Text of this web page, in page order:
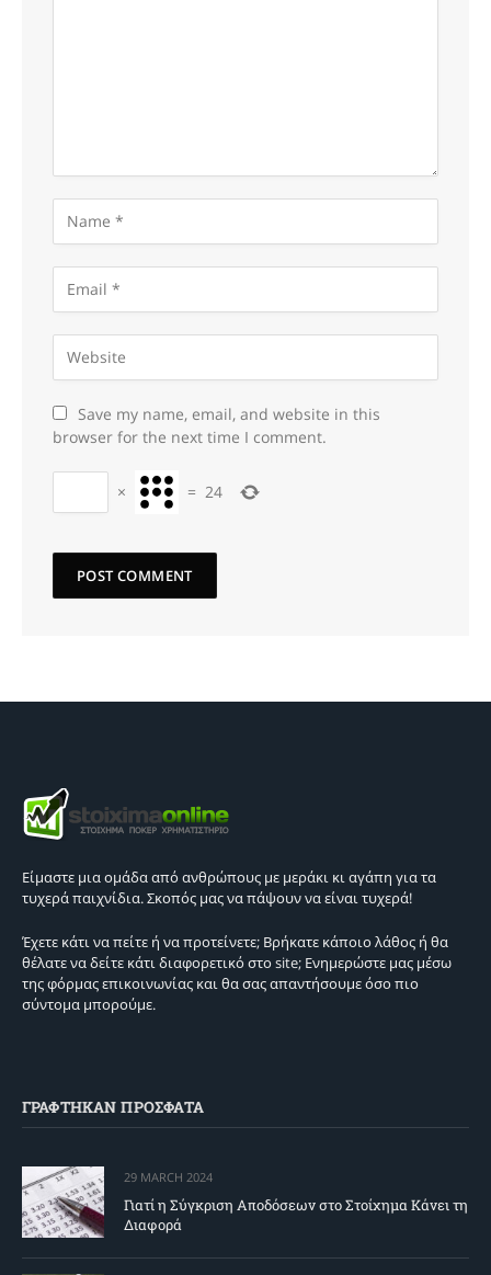
Save my name, email, and website in this
browser for the next time I comment.
× = 24
Είμαστε μια ομάδα από ανθρώπους με μεράκι κι αγάπη για τα
τυχερά παιχνίδια. Σκοπός μας να πάψουν να είναι τυχερά!
Έχετε κάτι να πείτε ή να προτείνετε; Βρήκατε κάποιο λάθος ή θα
θέλατε να δείτε κάτι διαφορετικό στο site; Ενημερώστε μας μέσω
της φόρμας επικοινωνίας και θα σας απαντήσουμε όσο πιο
σύντομα μπορούμε.
ΓΡΑΦΤΗΚΑΝ ΠΡΟΣΦΑΤΑ
29 MARCH 2024
Γιατί η Σύγκριση Αποδόσεων στο Στοίχημα Κάνει τη
Διαφορά